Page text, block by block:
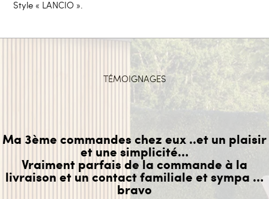
Style « LANCIO ».
TÉMOIGNAGES
Ma 3ème commandes chez eux ..et un plaisir
et une simplicité…
Vraiment parfais de la commande à la
livraison et un contact familiale et sympa …
bravo